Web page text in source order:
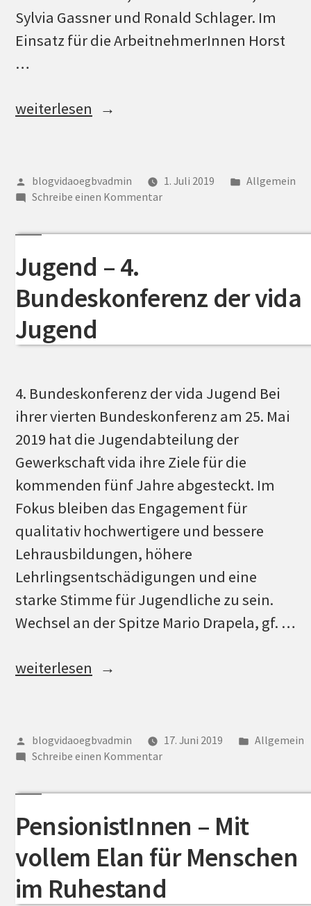
Sylvia Gassner und Ronald Schlager. Im
Einsatz für die ArbeitnehmerInnen Horst
…
„Steiermark
Schachner
als
weiterlesen
Veröffentlicht
von
blogvidaoegbvadmin 1. Juli 2019
Allgemein
Schreibe einen Kommentarzu
Vorsitzender
wiedergewählt
Jugend – 4.
Bundeskonferenz der vida
Jugend
4. Bundeskonferenz der vida Jugend Bei
ihrer vierten Bundeskonferenz am 25. Mai
2019 hat die Jugendabteilung der
Gewerkschaft vida ihre Ziele für die
kommenden fünf Jahre abgesteckt. Im
Fokus bleiben das Engagement für
qualitativ hochwertigere und bessere
Lehrausbildungen, höhere
Lehrlingsentschädigungen und eine
starke Stimme für Jugendliche zu sein.
Wechsel an der Spitze Mario Drapela, gf. …
„Jugend
Bundeskonferenz
der
weiterlesen
Veröffentlicht
von
blogvidaoegbvadmin 17. Juni 2019
Allgemein
Schreibe einen Kommentarzu
Bundeskonferenz
der
vida
Jugend
PensionistInnen – Mit
vollem Elan für Menschen
im Ruhestand